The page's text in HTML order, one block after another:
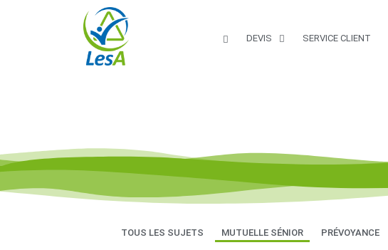
DEVIS SERVICE CLIENT
TOUS LES SUJETS MUTUELLE SÉNIOR PRÉVOYANCE